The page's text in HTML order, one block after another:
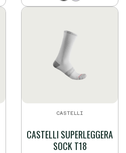
une bande de soutien de la voûte
plantaire et un renfort en nylon au
talon et aux orteils pour une
meilleure durabilité. Hauteur de
tige : 15 cm.
CASTELLI
CASTELLI SUPERLEGGERA
SOCK T18